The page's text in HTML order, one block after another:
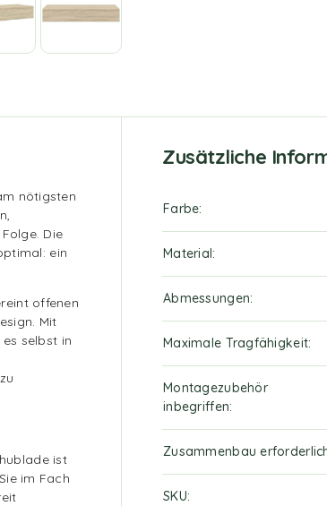
nötigsten
Die
ein
offenen
Mit
selbst in
ist
im Fach
Zusätzliche
Farbe
Material
Abmessungen
Maximale Tragfähigkeit
Montagezubehör
inbegriffen
Zusammenbau
SKU